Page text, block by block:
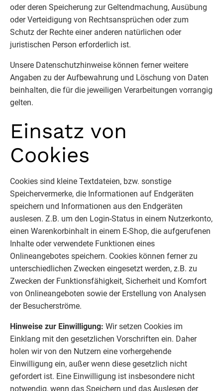
oder deren Speicherung zur Geltendmachung, Ausübung
oder Verteidigung von Rechtsansprüchen oder zum
Schutz der Rechte einer anderen natürlichen oder
juristischen Person erforderlich ist.
Unsere Datenschutzhinweise können ferner weitere
Angaben zu der Aufbewahrung und Löschung von Daten
beinhalten, die für die jeweiligen Verarbeitungen vorrangig
gelten.
Einsatz von
Cookies
Cookies sind kleine Textdateien, bzw. sonstige
Speichervermerke, die Informationen auf Endgeräten
speichern und Informationen aus den Endgeräten
auslesen. Z.B. um den Login-Status in einem Nutzerkonto,
einen Warenkorbinhalt in einem E-Shop, die aufgerufenen
Inhalte oder verwendete Funktionen eines
Onlineangebotes speichern. Cookies können ferner zu
unterschiedlichen Zwecken eingesetzt werden, z.B. zu
Zwecken der Funktionsfähigkeit, Sicherheit und Komfort
von Onlineangeboten sowie der Erstellung von Analysen
der Besucherströme.
Hinweise zur Einwilligung: Wir setzen Cookies im
Einklang mit den gesetzlichen Vorschriften ein. Daher
holen wir von den Nutzern eine vorhergehende
Einwilligung ein, außer wenn diese gesetzlich nicht
gefordert ist. Eine Einwilligung ist insbesondere nicht
notwendig, wenn das Speichern und das Auslesen der